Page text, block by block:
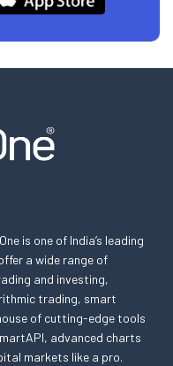
is one of India’s leading
a wide range of
and investing,
trading, smart
of cutting-edge tools
advanced charts
markets like a pro.